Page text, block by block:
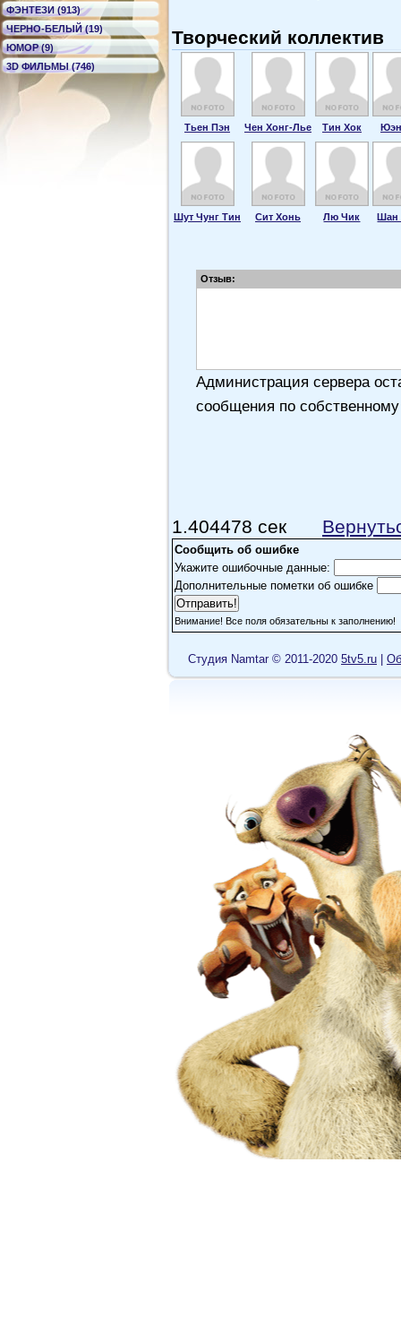
ФЭНТЕЗИ (913)
ЧЕРНО-БЕЛЫЙ (19)
ЮМОР (9)
3D ФИЛЬМЫ (746)
Творческий коллектив
Тьен Пэн Чен Хонг-Лье Тин Хок
Шут Чунг Тин Сит Хонь Лю Чик Шан
Отзыв:
Администрация сервера
сообщения по
1.404478 сек
Сообщить об ошибке
Укажите ошибочные данные:
Дополнительные пометки об ошибке
Внимание! Все поля обязательны к заполнению!
Cтудия Namtar © 2011-2020 5tv5.ru